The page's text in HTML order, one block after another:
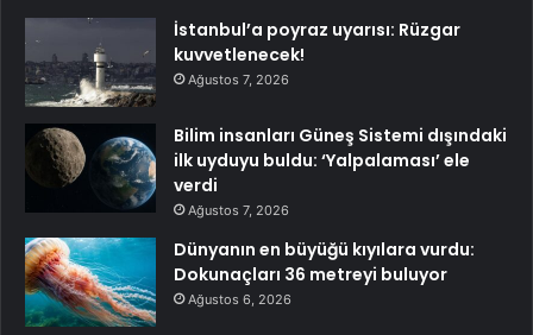
İstanbul’a poyraz uyarısı: Rüzgar
kuvvetlenecek!
Ağustos 7, 2026
Bilim insanları Güneş Sistemi dışındaki
ilk uyduyu buldu: ‘Yalpalaması’ ele
verdi
Ağustos 7, 2026
Dünyanın en büyüğü kıyılara vurdu:
Dokunaçları 36 metreyi buluyor
Ağustos 6, 2026